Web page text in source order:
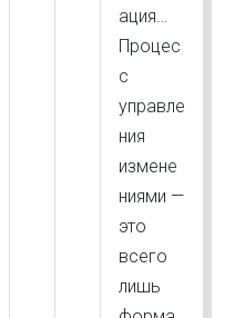
ация…
Процес
с
управле
ния
измене
ниями —
это
всего
лишь